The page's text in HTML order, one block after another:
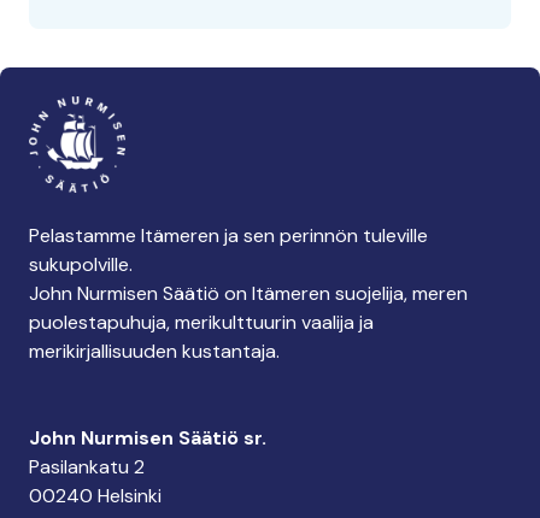
Pelastamme Itämeren ja sen perinnön tuleville
sukupolville.
John Nurmisen Säätiö on Itämeren suojelija, meren
puolestapuhuja, merikulttuurin vaalija ja
merikirjallisuuden kustantaja.
John Nurmisen Säätiö sr.
Pasilankatu 2
00240 Helsinki